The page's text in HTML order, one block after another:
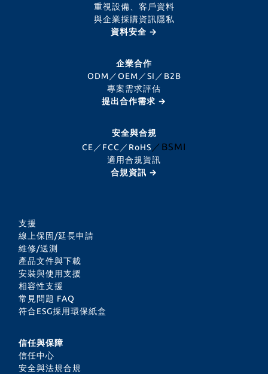
重視設備、客戶資料
與企業採購資訊隱私
資料安全 →
企業合作
ODM／OEM／SI／B2B
專案需求評估
提出合作需求 →
安全與合規
CE／FCC／RoHS ／BSMI
適用合規資訊
合規資訊 →
支援
線上保固/延長申請
維修/送測
產品文件與下載
安裝與使用支援
相容性支援
常見問題 FAQ
符合ESG採用環保紙盒
信任與保障
信任中心
安全與法規合規